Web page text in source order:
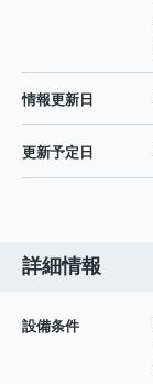
情報更新日
更新予定日
詳細情報
設備条件